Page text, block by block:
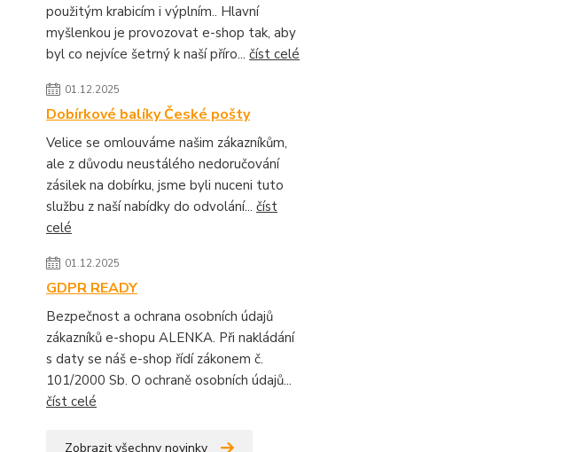
použitým krabicím i výplním.. Hlavní
myšlenkou je provozovat e-shop tak, aby
byl co nejvíce šetrný k naší příro... číst celé
01.12.2025
Dobírkové balíky České pošty
Velice se omlouváme našim zákazníkům,
ale z důvodu neustálého nedoručování
zásilek na dobírku, jsme byli nuceni tuto
službu z naší nabídky do odvolání... číst
celé
01.12.2025
GDPR READY
Bezpečnost a ochrana osobních údajů
zákazníků e-shopu ALENKA. Při nakládání
s daty se náš e-shop řídí zákonem č.
101/2000 Sb. O ochraně osobních údajů...
číst celé
Zobrazit všechny novinky